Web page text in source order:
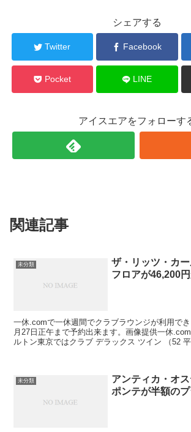
シェアする
Twitter Facebook
Pocket LINE
アイスエアをフォローす
関連記事
未分類
ザ・リッツ・カ
フロアが46,200円
一休.comで一休週間でクラブラウンジが利用で
月27日正午まで予約出来ます。画像提供一休
ルトン東京ではクラブ デラックス ツイン （52 平米）とクラブ デラ
未分類
アンティカ・オ
ポンテが半額のプ